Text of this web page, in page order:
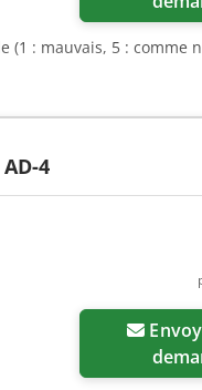
(1 : mauvais, 5 : comme
4